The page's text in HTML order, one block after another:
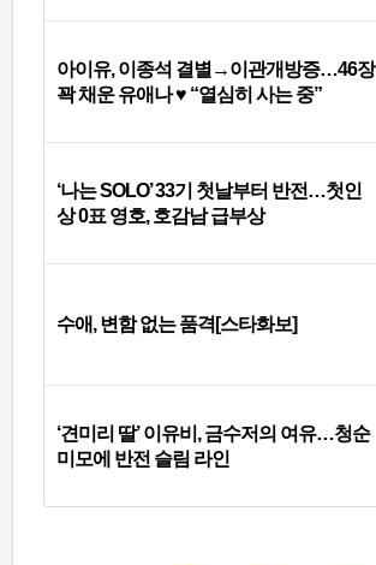
아이유, 이종석 결별→이관개방증…46장
꽉 채운 유애나 ♥ “열심히 사는 중”
‘나는 SOLO’ 33기 첫날부터 반전…첫인
상 0표 영호, 호감남 급부상
수애, 변함 없는 품격[스타화보]
‘견미리 딸’ 이유비, 금수저의 여유…청순
미모에 반전 슬림 라인